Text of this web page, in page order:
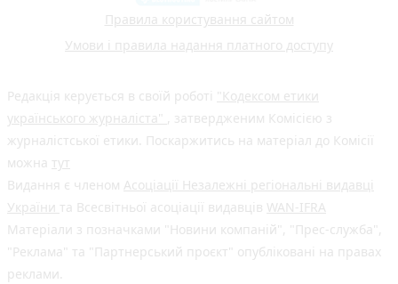
Правила користування сайтом
Умови і правила надання платного доступу
Редакція керується в своїй роботі "Кодексом етики
українського журналіста" , затвердженим Комісією з
журналістської етики. Поскаржитись на матеріал до Комісії
можна тут
Видання є членом Асоціації Незалежні регіональні видавці
України та Всесвітньої асоціації видавців WAN-IFRA
Матеріали з позначками "Новини компаній", "Прес-служба",
"Реклама" та "Партнерський проєкт" опубліковані на правах
реклами.